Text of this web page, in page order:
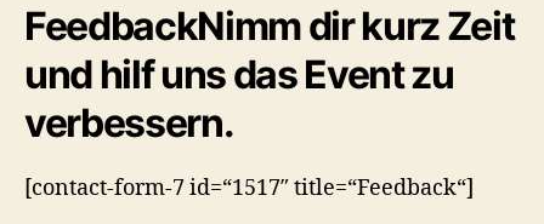
FeedbackNimm dir kurz Zeit
und hilf uns das Event zu
verbessern.
[contact-form-7 id=“1517″ title=“Feedback“]